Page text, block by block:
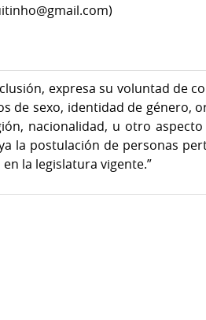
expresa su voluntad de
de sexo, identidad de género,
nacionalidad, u otro
la postulación de personas
la legislatura vigente.”